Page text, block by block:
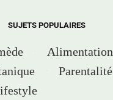
SUJETS POPULAIRES
Alimentation
Parentalité